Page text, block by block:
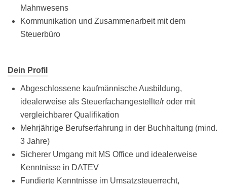
Mahnwesens
Kommunikation und Zusammenarbeit mit dem
Steuerbüro
Dein Profil
Abgeschlossene kaufmännische Ausbildung,
idealerweise als Steuerfachangestellte/r oder mit
vergleichbarer Qualifikation
Mehrjährige Berufserfahrung in der Buchhaltung (mind.
3 Jahre)
Sicherer Umgang mit MS Office und idealerweise
Kenntnisse in DATEV
Fundierte Kenntnisse im Umsatzsteuerrecht,